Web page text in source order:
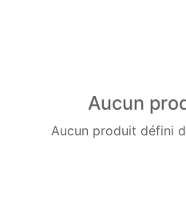
Aucun
Aucun produit défini